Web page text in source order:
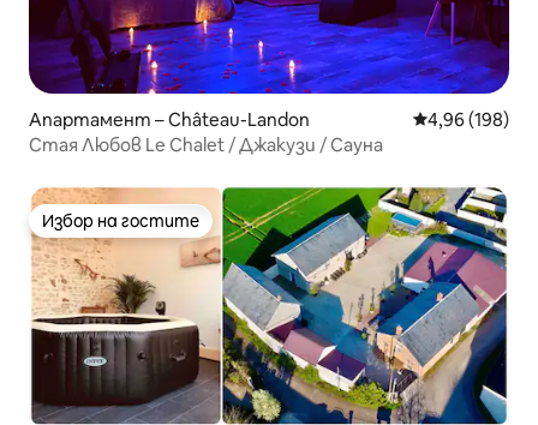
Апартамент – Château-Landon Средна
4,96 (198)
Стая Любов Le Chalet / Джакузи / Сауна
Избор на гостите
Избор на гостите